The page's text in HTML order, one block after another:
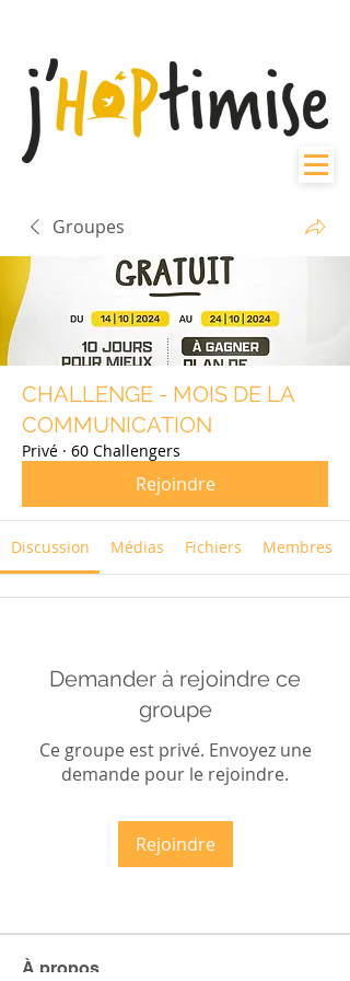
Groupes
CHALLENGE - MOIS DE LA
COMMUNICATION
Privé · 60 Challengers
Rejoindre
Discussion Médias Fichiers Membres
Demander à rejoindre ce
groupe
Ce groupe est privé. Envoyez une
demande pour le rejoindre.
Rejoindre
À propos